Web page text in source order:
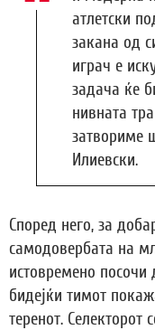
атлетски
закана од
играч е
задача ќе
нивната
затвориме
Илиевски.
Според него, за
самодовербата на
истовремено
бидејќи тимот
теренот. Селекторот